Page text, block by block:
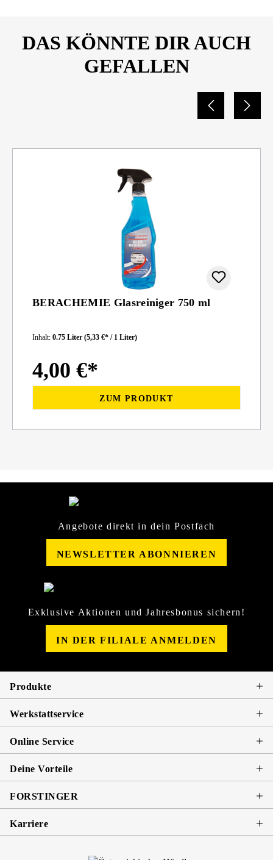
DAS KÖNNTE DIR AUCH
GEFALLEN
BERACHEMIE Glasreiniger 750 ml
Inhalt: 0.75 Liter (5,33 €* / 1 Liter)
4,00 €*
ZUM PRODUKT
Angebote direkt in dein Postfach
NEWSLETTER ABONNIEREN
Exklusive Aktionen und Jahresbonus sichern!
IN DER FILIALE ANMELDEN
Produkte
Werkstattservice
Online Service
Deine Vorteile
FORSTINGER
Karriere